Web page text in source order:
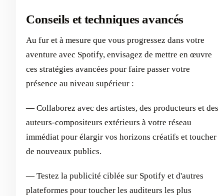
Conseils et techniques avancés
Au fur et à mesure que vous progressez dans votre
aventure avec Spotify, envisagez de mettre en œuvre
ces stratégies avancées pour faire passer votre
présence au niveau supérieur :
— Collaborez avec des artistes, des producteurs et des
auteurs-compositeurs extérieurs à votre réseau
immédiat pour élargir vos horizons créatifs et toucher
de nouveaux publics.
— Testez la publicité ciblée sur Spotify et d'autres
plateformes pour toucher les auditeurs les plus